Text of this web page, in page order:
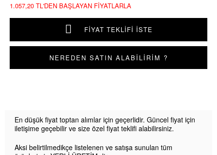
1.057,20 TL'DEN BAŞLAYAN FIYATLARLA
FIYAT TEKLIFI İSTE
NEREDEN SATIN ALABİLİRİM ?
En düşük fiyat toptan alımlar için geçerlidir. Güncel fiyat için
iletişime geçebilir ve size özel fiyat teklifi alabilirsiniz.
Aksi belirtilmedikçe listelenen ve satışa sunulan tüm